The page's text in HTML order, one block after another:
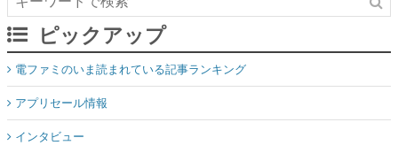
ピックアップ
電ファミのいま読まれている記事ランキング
アプリセール情報
インタビュー